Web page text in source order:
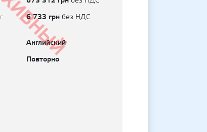
6 733 грн без НДС
Английский
Повторно